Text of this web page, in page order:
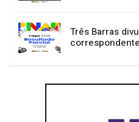
Três Barras